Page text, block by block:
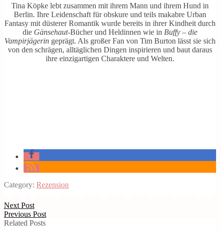
Tina Köpke lebt zusammen mit ihrem Mann und ihrem Hund in
Berlin. Ihre Leidenschaft für obskure und teils makabre Urban
Fantasy mit düsterer Romantik wurde bereits in ihrer Kindheit durch
die Gänsehaut-Bücher und Heldinnen wie in Buffy – die
Vampirjägerin geprägt. Als großer Fan von Tim Burton lässt sie sich
von den schrägen, alltäglichen Dingen inspirieren und baut daraus
ihre einzigartigen Charaktere und Welten.
Category: Rezension
Next Post
Previous Post
Related Posts